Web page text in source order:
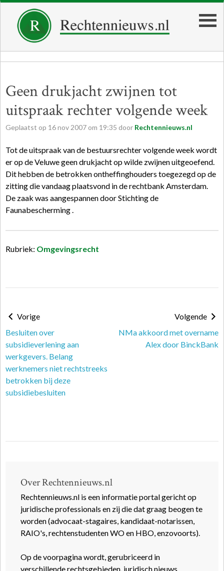
Geen drukjacht zwijnen tot
uitspraak rechter volgende week
Geplaatst op 16nov 2007 om 19:35 door Rechtennieuws.nl
Tot de uitspraak van de bestuursrechter volgende week wordt
er op de Veluwe geen drukjacht op wilde zwijnen uitgeoefend.
Dit hebben de betrokken ontheffinghouders toegezegd op de
zitting die vandaag plaatsvond in de rechtbank Amsterdam.
De zaak was aangespannen door Stichting de
Faunabescherming .
Rubriek: Omgevingsrecht
Vorige
Besluiten over
subsidieverlening aan
werkgevers. Belang
werknemers niet rechtstreeks
betrokken bij deze
subsidiebesluiten
Volgende
NMa akkoord met overname
Alex door BinckBank
Over Rechtennieuws.nl
Rechtennieuws.nl is een informatie portal gericht op
juridische professionals en zij die dat graag beogen te
worden (advocaat-stagaires, kandidaat-notarissen,
RAIO's, rechtenstudenten WO en HBO, enzovoorts).
Op de voorpagina wordt, gerubriceerd in
verschillende rechtsgebieden, juridisch nieuws